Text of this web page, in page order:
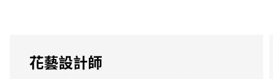
花藝設計師